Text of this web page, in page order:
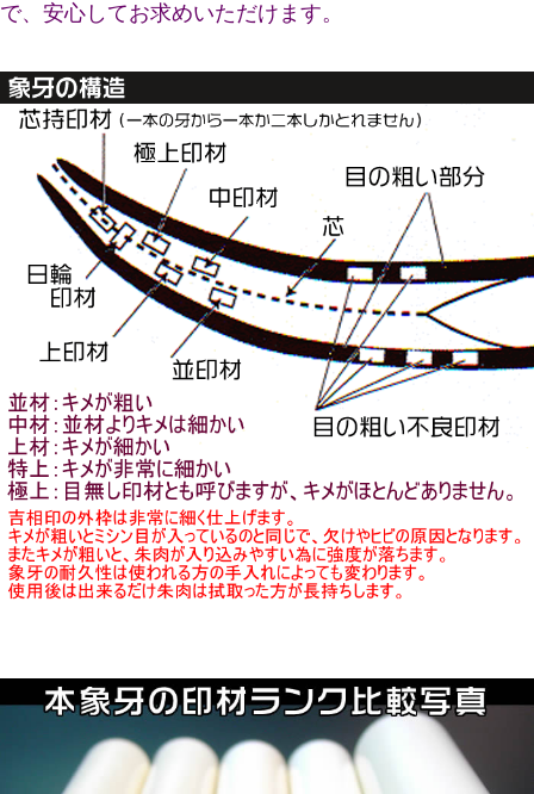
で、安心してお求めいただけます。